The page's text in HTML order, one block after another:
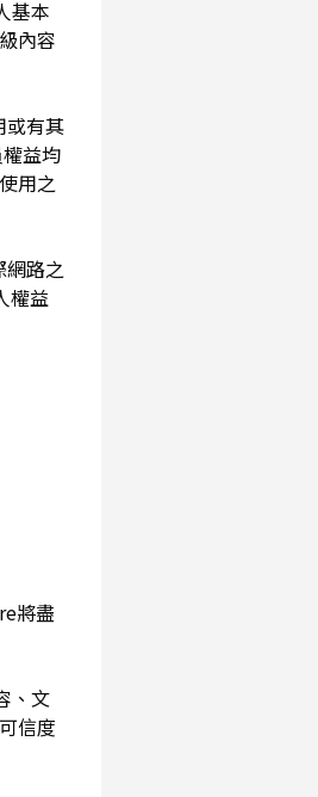
基本
內容
或有其
益均
用之
網路之
權益
將盡
、文
信度